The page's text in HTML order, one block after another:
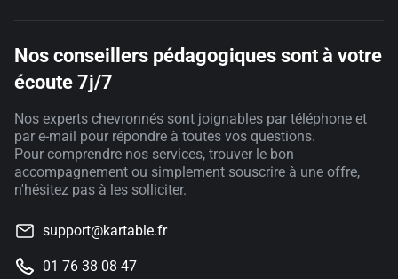
Nos conseillers pédagogiques sont à votre
écoute 7j/7
Nos experts chevronnés sont joignables par téléphone et
par e-mail pour répondre à toutes vos questions.
Pour comprendre nos services, trouver le bon
accompagnement ou simplement souscrire à une offre,
n'hésitez pas à les solliciter.
support@kartable.fr
01 76 38 08 47